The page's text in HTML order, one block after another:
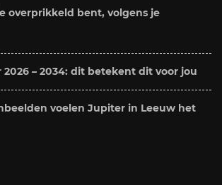
overprikkeld bent, volgens je
2026 – 2034: dit betekent dit voor jou
voelen Jupiter in Leeuw het